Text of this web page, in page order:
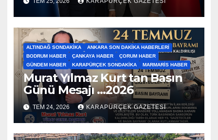
ALTINDAĞ SONDAKIKA
ANKARA SON DAKIKA HABERLERI
BODRUM HABER
ÇANKAYA HABER
ÇORUM HABER
GÜNDEM HABER
KARAPÜRÇEK SONDAKIKA MARMARIS HABER
Murat Yılmaz Kurt tan Basın
Günü Mesajı …2026
TEM 24, 2026 KARAPÜRÇEK GAZETESİ